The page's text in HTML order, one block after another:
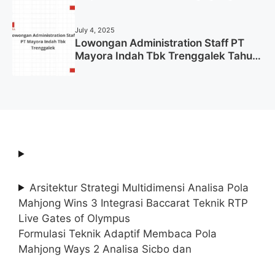
July 4, 2025
Lowongan Administration Staff PT
Mayora Indah Tbk Trenggalek Tahun
Arsitektur Strategi Multidimensi Analisa Pola
Mahjong Wins 3 Integrasi Baccarat Teknik RTP
Live Gates of Olympus
Formulasi Teknik Adaptif Membaca Pola
Mahjong Ways 2 Analisa Sicbo dan